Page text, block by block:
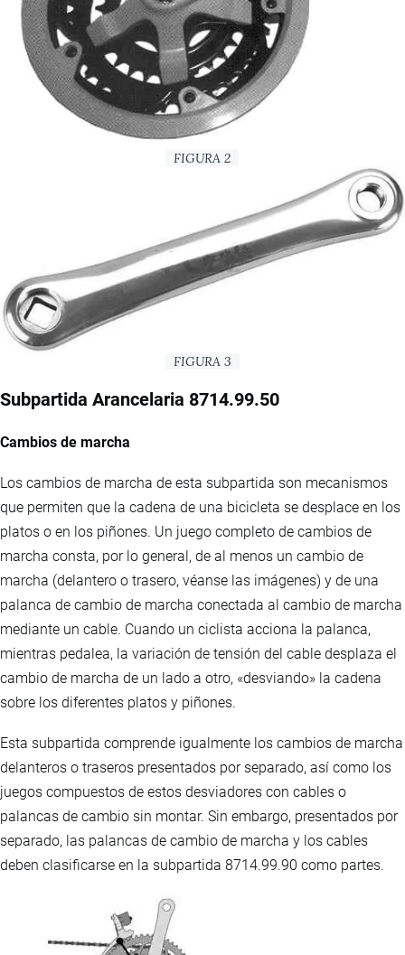
FIGURA 2
FIGURA 3
Subpartida Arancelaria 8714.99.50
Cambios de marcha
Los cambios de marcha de esta subpartida son mecanismos
que permiten que la cadena de una bicicleta se desplace en los
platos o en los piñones. Un juego completo de cambios de
marcha consta, por lo general, de al menos un cambio de
marcha (delantero o trasero, véanse las imágenes) y de una
palanca de cambio de marcha conectada al cambio de marcha
mediante un cable. Cuando un ciclista acciona la palanca,
mientras pedalea, la variación de tensión del cable desplaza el
cambio de marcha de un lado a otro, «desviando» la cadena
sobre los diferentes platos y piñones.
Esta subpartida comprende igualmente los cambios de marcha
delanteros o traseros presentados por separado, así como los
juegos compuestos de estos desviadores con cables o
palancas de cambio sin montar. Sin embargo, presentados por
separado, las palancas de cambio de marcha y los cables
deben clasificarse en la subpartida 8714.99.90 como partes.